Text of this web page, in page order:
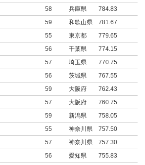
58 兵庫県
784.83
59 和歌山県
781.67
55 東京都
779.65
56 千葉県
774.15
57 埼玉県
770.75
56 茨城県
767.55
59 大阪府
762.43
57 大阪府
760.75
59 新潟県
758.05
55 神奈川県
757.50
57 神奈川県
757.30
56 愛知県
755.83